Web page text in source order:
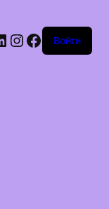
Instagram
Facebook
Войти